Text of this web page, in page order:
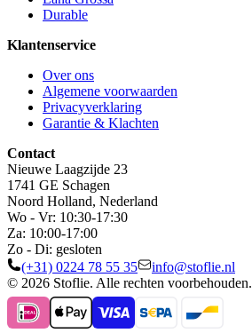
Durable
Klantenservice
Over ons
Algemene voorwaarden
Privacyverklaring
Garantie & Klachten
Contact
Nieuwe Laagzijde 23
1741 GE Schagen
Noord Holland, Nederland
Wo - Vr: 10:30-17:30
Za: 10:00-17:00
Zo - Di: gesloten
(+31) 0224 78 55 35
info@stoflie.nl
© 2026 Stoflie. Alle rechten voorbehouden.